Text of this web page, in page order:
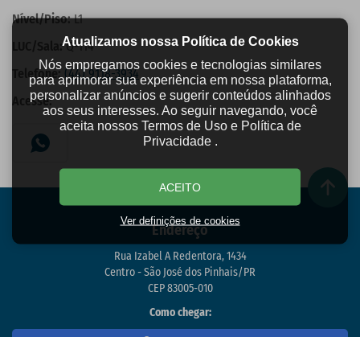
Nível/Piso: L1
LUC/Sala: Q-114
Telefone: (44) 9118-3934
Acesse:
Endereço
Rua Izabel A Redentora, 1434
Centro - São José dos Pinhais/PR
CEP 83005-010
Como chegar:
Atualizamos nossa Política de Cookies
Nós empregamos cookies e tecnologias similares
para aprimorar sua experiência em nossa plataforma,
personalizar anúncios e sugerir conteúdos alinhados
aos seus interesses. Ao seguir navegando, você
aceita nossos Termos de Uso e Política de
Privacidade .
ACEITO
Ver definições de cookies